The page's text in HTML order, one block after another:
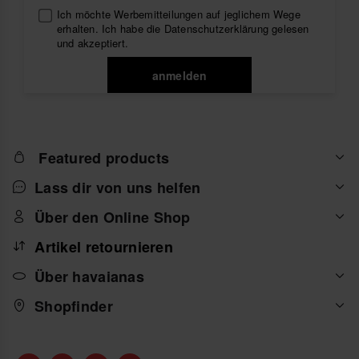
Ich möchte Werbemitteilungen auf jeglichem Wege
erhalten. Ich habe die Datenschutzerklärung gelesen
und akzeptiert.
anmelden
Featured products
Lass dir von uns helfen
Über den Online Shop
Artikel retournieren
Über havaianas
Shopfinder